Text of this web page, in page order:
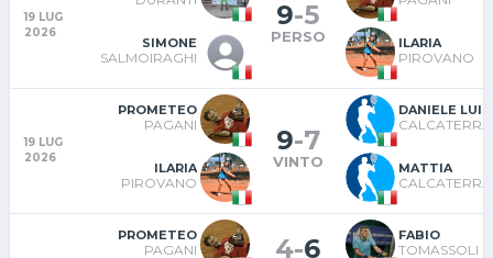
19 LUG
2026
SIMONE
SALMOIRAGHI
9-5
PERSO ILARIA
PIROVANO
19 LUG
2026
PROMETEO
PAGANI
ILARIA
PIROVANO
9-7
VINTO
DANIELE
CALCATERRA
MATTIA
CALCATERRA
PROMETEO
PAGANI 4-6
FABIO
TOMASSOLI